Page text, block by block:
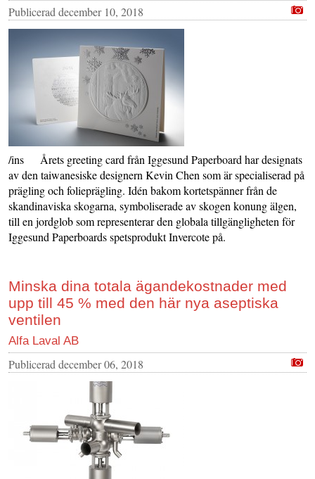
Publicerad december 10, 2018
/ins Årets greeting card från Iggesund Paperboard har designats
av den taiwanesiske designern Kevin Chen som är specialiserad på
prägling och folieprägling. Idén bakom kortetspänner från de
skandinaviska skogarna, symboliserade av skogen konung älgen,
till en jordglob som representerar den globala tillgängligheten för
Iggesund Paperboards spetsprodukt Invercote på.
Minska dina totala ägandekostnader med
upp till 45 % med den här nya aseptiska
ventilen
Alfa Laval AB
Publicerad december 06, 2018